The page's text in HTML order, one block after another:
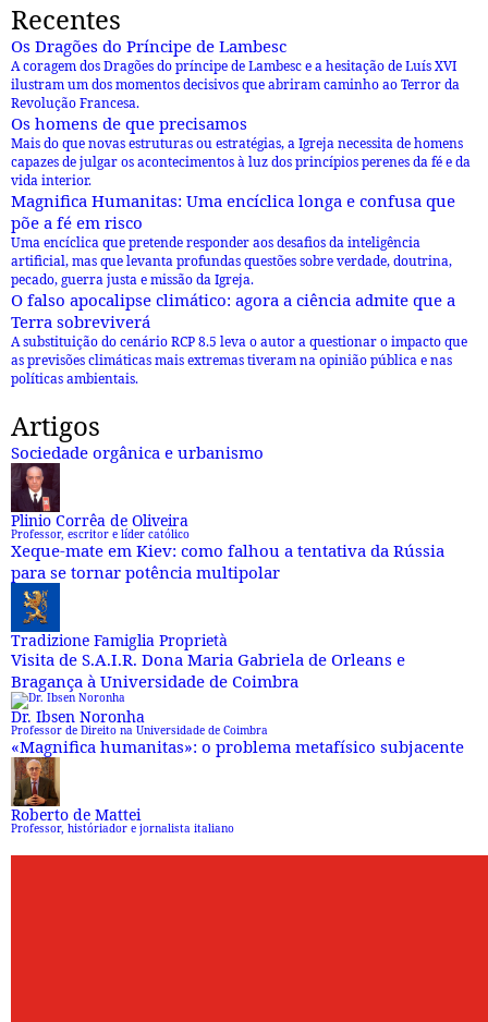
Recentes
Os Dragões do Príncipe de Lambesc
A coragem dos Dragões do príncipe de Lambesc e a hesitação de Luís XVI
ilustram um dos momentos decisivos que abriram caminho ao Terror da
Revolução Francesa.
Os homens de que precisamos
Mais do que novas estruturas ou estratégias, a Igreja necessita de homens
capazes de julgar os acontecimentos à luz dos princípios perenes da fé e da
vida interior.
Magnifica Humanitas: Uma encíclica longa e confusa que
põe a fé em risco
Uma encíclica que pretende responder aos desafios da inteligência
artificial, mas que levanta profundas questões sobre verdade, doutrina,
pecado, guerra justa e missão da Igreja.
O falso apocalipse climático: agora a ciência admite que a
Terra sobreviverá
A substituição do cenário RCP 8.5 leva o autor a questionar o impacto que
as previsões climáticas mais extremas tiveram na opinião pública e nas
políticas ambientais.
Artigos
Sociedade orgânica e urbanismo
Plinio Corrêa de Oliveira
Professor, escritor e líder católico
Xeque-mate em Kiev: como falhou a tentativa da Rússia
para se tornar potência multipolar
Tradizione Famiglia Proprietà
Visita de S.A.I.R. Dona Maria Gabriela de Orleans e
Bragança à Universidade de Coimbra
Dr. Ibsen Noronha
Professor de Direito na Universidade de Coimbra
«Magnifica humanitas»: o problema metafísico subjacente
Roberto de Mattei
Professor, históriador e jornalista italiano